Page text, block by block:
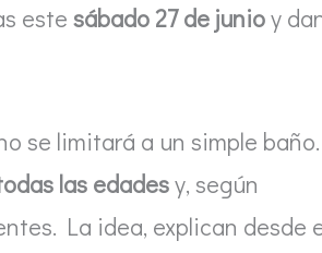
este sábado 27 de junioy
se limitará a un simple baño.
las edadesy, según
La idea, explican desde